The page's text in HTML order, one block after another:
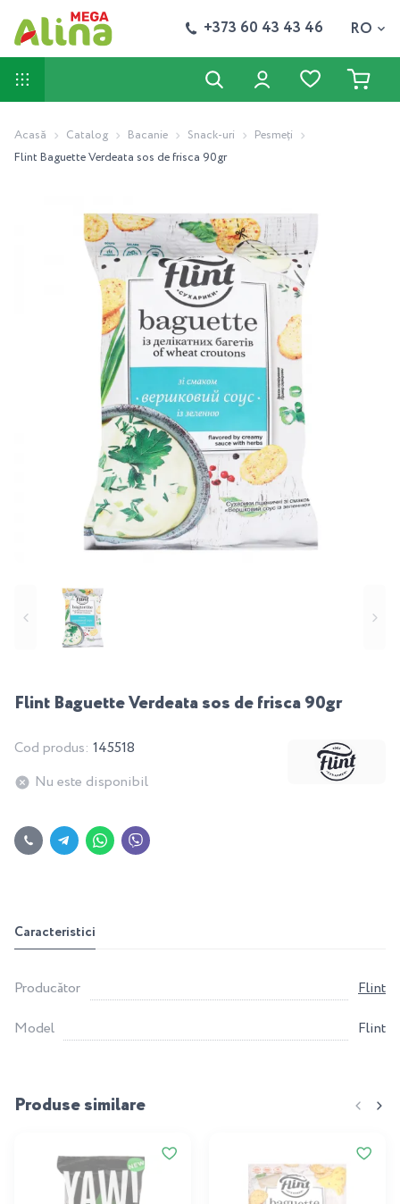
+373 60 43 43 46 RO
Acasă Catalog Bacanie Snack-uri
Pesmeţi
Flint Baguette Verdeata sos de frisca 90gr
Flint Baguette Verdeata sos de frisca 90gr
Cod produs: 145518
Nu este disponibil
Caracteristici
Producător
Flint
Model
Flint
Produse similare